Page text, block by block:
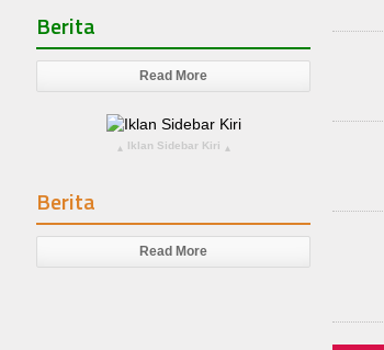
Berita
Read More
▴ Iklan Sidebar Kiri ▴
Berita
Read More